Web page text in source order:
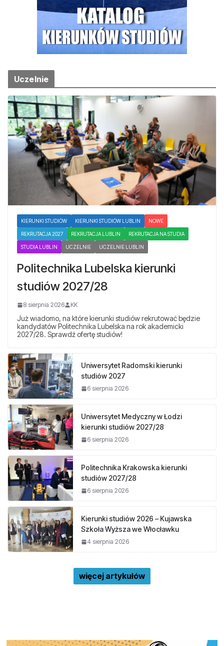
Uczelnie
KIERUNKI STUDIÓW KIERUNKI STUDIÓW LUBLIN NOWE
REKRUTACJA 2027 REKRUTACJA LUBLIN REKRUTACJA NA STUDIA
STUDIA LUBLIN UCZELNIE UCZELNIE LUBLIN
Politechnika Lubelska kierunki
studiów 2027/28
8 sierpnia 2026 KK
Już wiadomo, na które kierunki studiów rekrutować będzie
kandydatów Politechnika Lubelska na rok akademicki
2027/28. Sprawdź ofertę studiów!
Uniwersytet Radomski kierunki
studiów 2027
6 sierpnia 2026
Uniwersytet Medyczny w Łodzi
kierunki studiów 2027/28
6 sierpnia 2026
Politechnika Krakowska kierunki
studiów 2027/28
6 sierpnia 2026
Kierunki studiów 2026 – Kujawska
Szkoła Wyższa we Włocławku
4 sierpnia 2026
więcej artykułów